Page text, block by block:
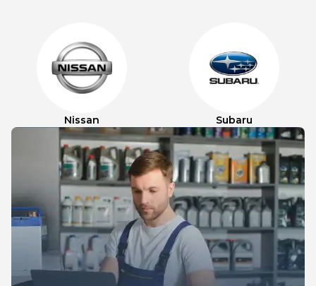
Nissan Subaru